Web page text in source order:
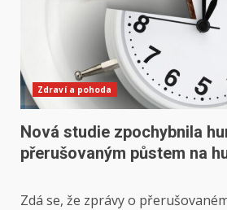
Zdraví a pohoda
Nová studie zpochybnila
přerušovaným půstem na
Zdá se, že zprávy o